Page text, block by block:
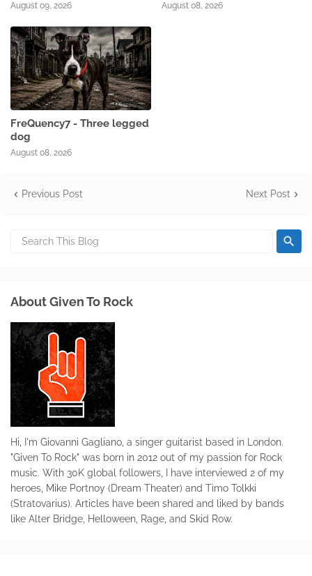
August 09, 2026 August 08, 2026
FreQuency7 - Three legged
dog
August 08, 2026
Previous Post Next Post
About Given To Rock
Hi, I'm Giovanni Gagliano, a singer guitarist based in London.
"Given To Rock" was born in 2012 out of my passion for Rock
music. With 30K global followers, I have interviewed 2 of my
heroes, Mike Portnoy (Dream Theater) and Timo Tolkki
(Stratovarius). Articles have been shared and liked by bands
like Alter Bridge, Helloween, Rage, and Skid Row.